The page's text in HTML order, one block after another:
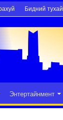
Бидний тухай
Энтертайнмент